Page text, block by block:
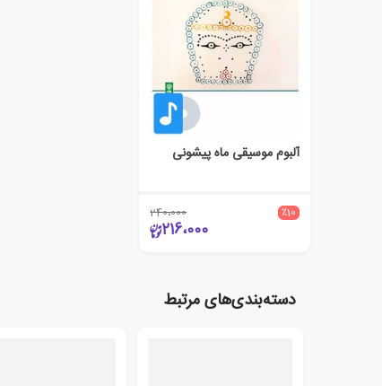
آلبوم موسیقی ماه پیشونی
٪10 240،000
216،000
دسته‌بندی‌های مرتبط